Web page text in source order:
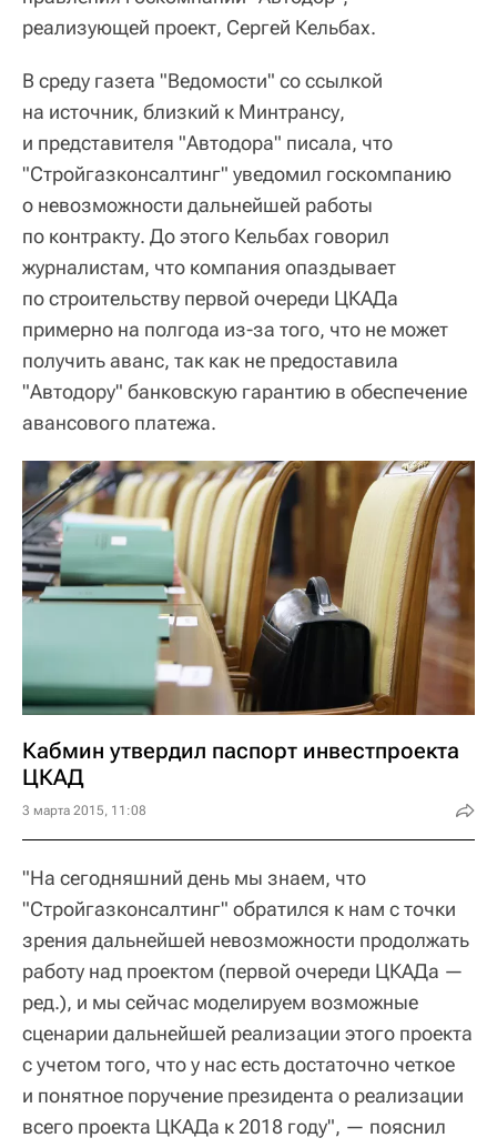
реализующей проект, Сергей Кельбах.
В среду газета "Ведомости" со ссылкой
на источник, близкий к Минтрансу,
и представителя "Автодора" писала, что
"Стройгазконсалтинг" уведомил госкомпанию
о невозможности дальнейшей работы
по контракту. До этого Кельбах говорил
журналистам, что компания опаздывает
по строительству первой очереди ЦКАДа
примерно на полгода из-за того, что не может
получить аванс, так как не предоставила
"Автодору" банковскую гарантию в обеспечение
авансового платежа.
Кабмин утвердил паспорт инвестпроекта
ЦКАД
3 марта 2015, 11:08
"На сегодняшний день мы знаем, что
"Стройгазконсалтинг" обратился к нам с точки
зрения дальнейшей невозможности продолжать
работу над проектом (первой очереди ЦКАДа —
ред.), и мы сейчас моделируем возможные
сценарии дальнейшей реализации этого проекта
с учетом того, что у нас есть достаточно четкое
и понятное поручение президента о реализации
всего проекта ЦКАДа к 2018 году", — пояснил